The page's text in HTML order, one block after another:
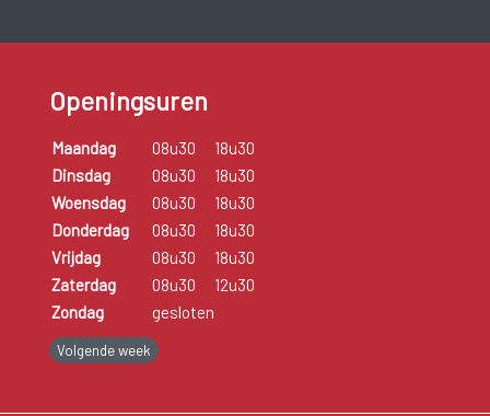
Openingsuren
Maandag 08u30
18u30
Dinsdag
08u30
18u30
Woensdag
08u30
18u30
Donderdag
08u30
18u30
Vrijdag
08u30
18u30
Zaterdag
08u30
12u30
Zondag
gesloten
Volgende week